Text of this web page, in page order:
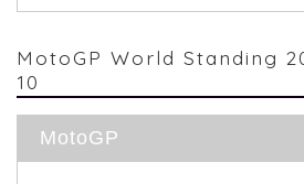
MotoGP World Standing
10
MotoGP